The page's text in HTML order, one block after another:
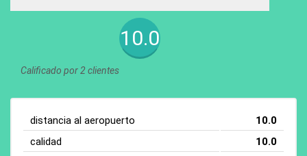
10.0
Calificado por 2 clientes
distancia al aeropuerto
10.0
calidad
10.0